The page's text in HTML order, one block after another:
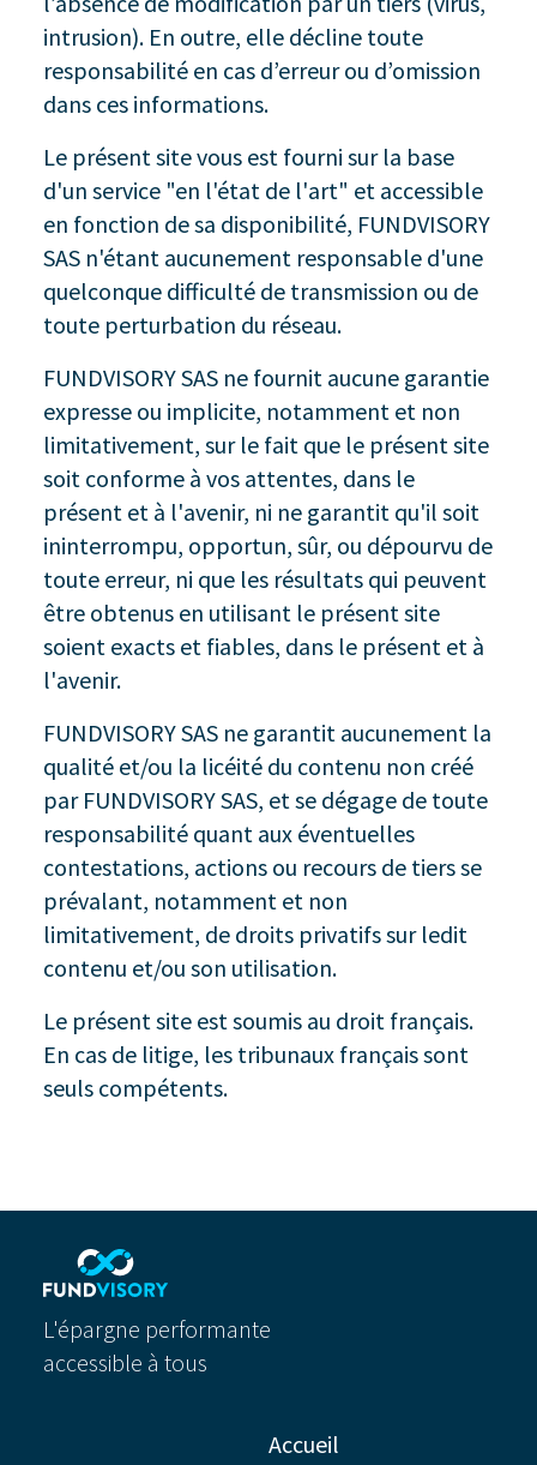
intrusion). En outre, elle décline toute
responsabilité en cas d’erreur ou d’omission
dans ces informations.
Le présent site vous est fourni sur la base
d'un service "en l'état de l'art" et accessible
en fonction de sa disponibilité, FUNDVISORY
SAS n'étant aucunement responsable d'une
quelconque difficulté de transmission ou de
toute perturbation du réseau.
FUNDVISORY SAS ne fournit aucune garantie
expresse ou implicite, notamment et non
limitativement, sur le fait que le présent site
soit conforme à vos attentes, dans le
présent et à l'avenir, ni ne garantit qu'il soit
ininterrompu, opportun, sûr, ou dépourvu de
toute erreur, ni que les résultats qui peuvent
être obtenus en utilisant le présent site
soient exacts et fiables, dans le présent et à
l'avenir.
FUNDVISORY SAS ne garantit aucunement la
qualité et/ou la licéité du contenu non créé
par FUNDVISORY SAS, et se dégage de toute
responsabilité quant aux éventuelles
contestations, actions ou recours de tiers se
prévalant, notamment et non
limitativement, de droits privatifs sur ledit
contenu et/ou son utilisation.
Le présent site est soumis au droit français.
En cas de litige, les tribunaux français sont
seuls compétents.
L'épargne performante
accessible à tous
Accueil